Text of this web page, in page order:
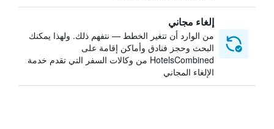
إلغاء مجاني
من الوارد أن تتغير الخطط — نتفهم ذلك. ولهذا يمكنك
البحث وحجز فنادق وأماكن إقامة على
HotelsCombined من وكالات السفر التي تقدم خدمة
الإلغاء المجاني